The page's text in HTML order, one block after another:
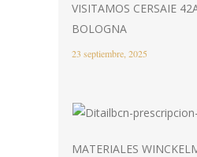
VISITAMOS CERSAIE
BOLOGNA
23 septiembre, 2025
MATERIALES